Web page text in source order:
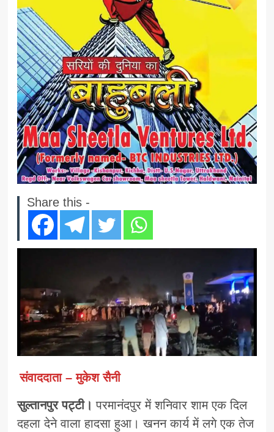
Share this -
संवाददाता – मुकेश सैनी
सुल्तानपुर पट्टी। परमानंदपुर में शनिवार शाम एक दिल
दहला देने वाला हादसा हुआ। खनन कार्य में लगे एक तेज